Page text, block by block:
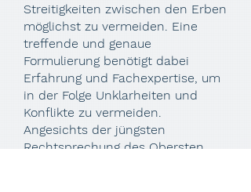
Streitigkeiten zwischen den Erben
möglichst zu vermeiden. Eine
treffende und genaue
Formulierung benötigt dabei
Erfahrung und Fachexpertise, um
in der Folge Unklarheiten und
Konflikte zu vermeiden.
Angesichts der jüngsten
Rechtsprechung des Obersten